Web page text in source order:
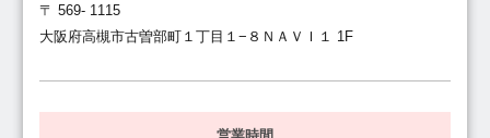
〒 569- 1115
大阪府高槻市古曽部町１丁目１−８ＮＡＶＩ１ 1F